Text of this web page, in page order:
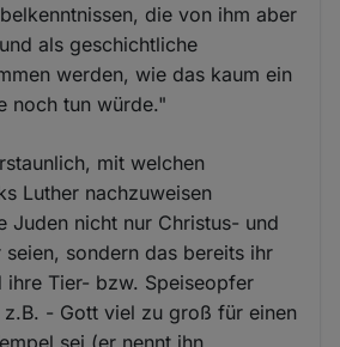
die von ihm aber
als geschichtliche
werden, wie das kaum ein
noch tun würde."
mit welchen
Luther nachzuweisen
Juden nicht nur Christus- und
sondern das bereits ihr
ihre Tier- bzw. Speiseopfer
- Gott viel zu groß für einen
sei (er nennt ihn